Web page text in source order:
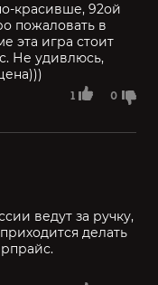
1 0
красивше, 92ой
пожаловать в
эта игра стоит
Не удивлюсь,
ведут за ручку,
делать